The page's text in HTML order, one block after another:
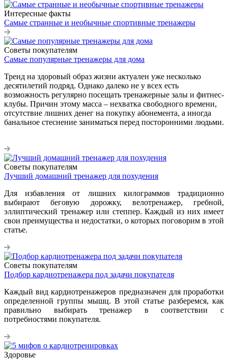
Интересные факты
Самые странные и необычные спортивные тренажеры
Советы покупателям
Самые популярные тренажеры для дома
Тренд на здоровый образ жизни актуален уже несколько
десятилетий подряд. Однако далеко не у всех есть
возможность регулярно посещать тренажерные залы и фитнес-
клубы. Причин этому масса – нехватка свободного времени,
отсутствие лишних денег на покупку абонемента, а иногда
банальное стеснение заниматься перед посторонними людьми.
Советы покупателям
Лучший домашний тренажер для похудения
Для избавления от лишних килограммов традиционно
выбирают беговую дорожку, велотренажер, гребной,
эллиптический тренажер или степпер. Каждый из них имеет
свои преимущества и недостатки, о которых поговорим в этой
статье.
Советы покупателям
Подбор кардиотренажера под задачи покупателя
Каждый вид кардиотренажеров предназначен для проработки
определенной группы мышц. В этой статье разберемся, как
правильно выбирать тренажер в соответствии с
потребностями покупателя.
Здоровье